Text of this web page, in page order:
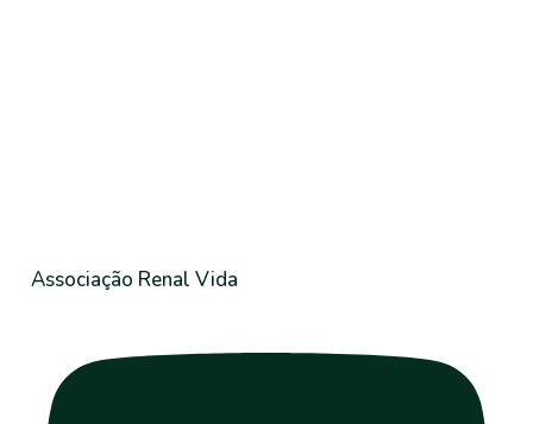
Associação Renal Vida